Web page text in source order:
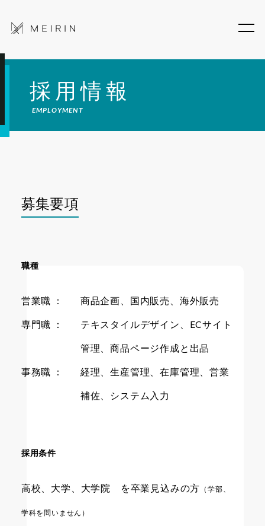
採用情報
EMPLOYMENT
募集要項
職種
営業職 ： 商品企画、国内販売、海外販売
専門職 ： テキスタイルデザイン、ECサイト
管理、商品ページ作成と出品
事務職 ： 経理、生産管理、在庫管理、営業
補佐、システム入力
採用条件
高校、大学、大学院 を卒業見込みの方 （学部、
学科を問いません）